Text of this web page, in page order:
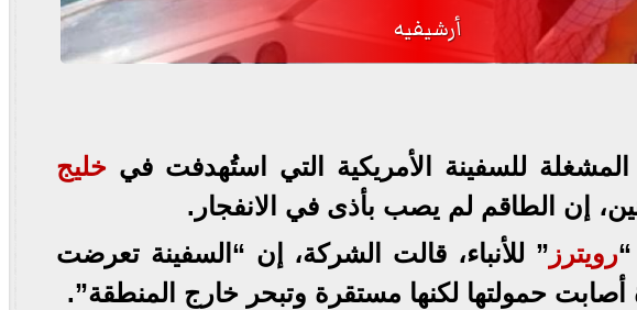
أرشيفيه
للسفينة الأمريكية التي استُهدفت في خليج
إن الطاقم لم يصب بأذى في الانفجار.
رويترز ” للأنباء، قالت الشركة، إن “السفينة تعرضت
حمولتها لكنها مستقرة وتبحر خارج المنطقة”.